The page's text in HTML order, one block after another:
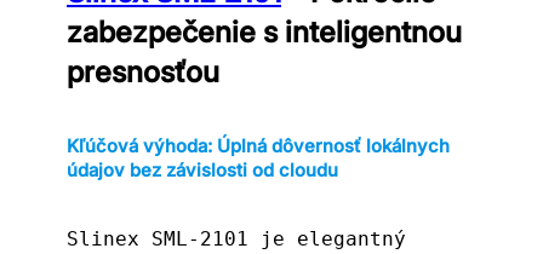
zabezpečenie s inteligentnou
presnosťou
Kľúčová výhoda: Úplná dôvernosť lokálnych
údajov bez závislosti od cloudu
Slinex SML-2101 je elegantný